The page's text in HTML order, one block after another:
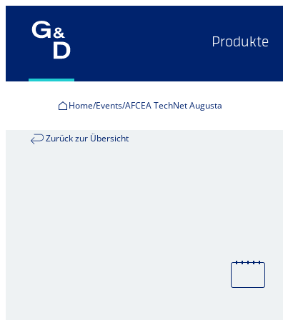
Produkte
Home Events AFCEA TechNet Augusta
Zurück zur Übersicht